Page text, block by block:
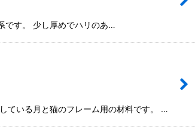
す。 少し厚めでハリのあ…
いる月と猫のフレーム用の材料です。 …